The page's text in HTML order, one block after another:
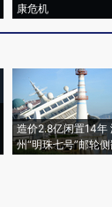
康危机
造价2.8亿闲置14年
州“明珠七号”邮轮